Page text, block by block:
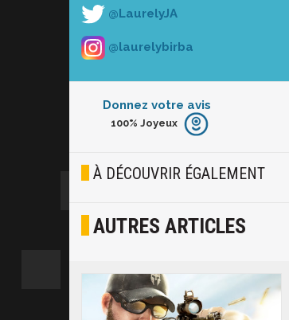
@LaurelyJA
@laurelybirba
Donnez votre avis
Furieux
Joyeux
100% Joyeux
À DÉCOUVRIR ÉGALEMENT
AUTRES ARTICLES